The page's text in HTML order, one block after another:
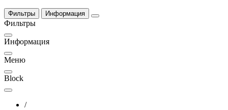
Фильтры Информация
Фильтры
Информация
Меню
Block
/